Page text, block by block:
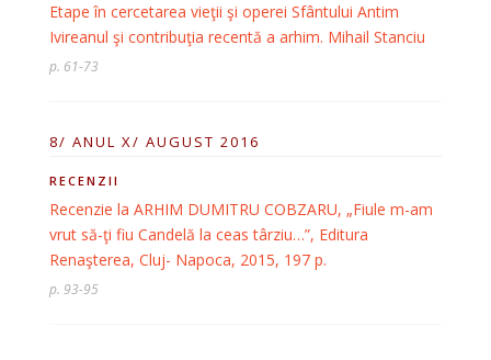
Etape în cercetarea vieţii şi operei Sfântului Antim
Ivireanul şi contribuţia recentă a arhim. Mihail Stanciu
p. 61-73
8/ ANUL X/ AUGUST 2016
RECENZII
Recenzie la ARHIM DUMITRU COBZARU, „Fiule m-am
vrut să-ţi fiu Candelă la ceas târziu…”, Editura
Renaşterea, Cluj- Napoca, 2015, 197 p.
p. 93-95